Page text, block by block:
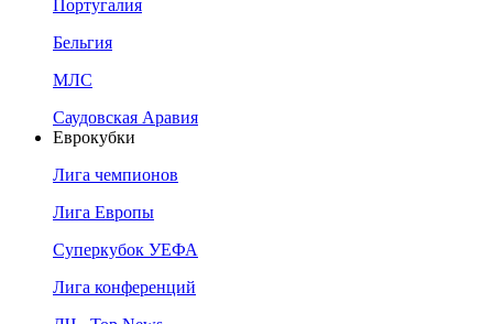
Португалия
Бельгия
МЛС
Саудовская Аравия
Еврокубки
Лига чемпионов
Лига Европы
Суперкубок УЕФА
Лига конференций